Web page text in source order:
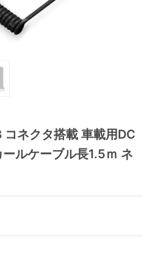
ネクタ搭載 車載用DC
ルケーブル長1.5ｍ ネ